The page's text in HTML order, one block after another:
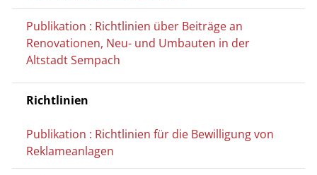
Publikation : Richtlinien über Beiträge an
Renovationen, Neu- und Umbauten in der
Altstadt Sempach
Richtlinien
Publikation : Richtlinien für die Bewilligung von
Reklameanlagen